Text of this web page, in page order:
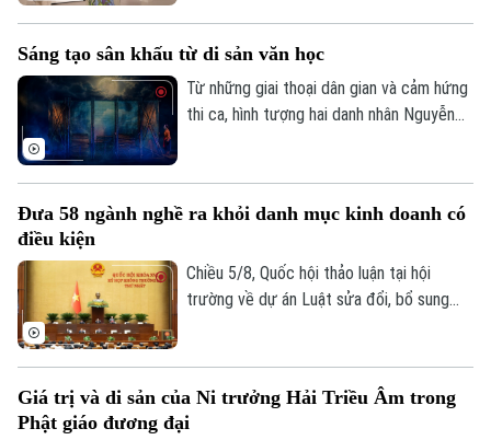
Chuyên mục
Thời sự
lúc lại rực rỡ, vui tươi. Triển lãm "Những
lớp thân quen" vì thế trở thành một khúc
giao mùa của hội họa.
Sáng tạo sân khấu từ di sản văn học
Từ những giai thoại dân gian và cảm hứng
thi ca, hình tượng hai danh nhân Nguyễn
Nguyễn Du – Hồ Xuân Hương ngoại
một trải nghiệm nghệ thuật mới mẻ, nơi
văn học, sân khấu và âm nhạc cùng hòa
Đưa 58 ngành nghề ra khỏi danh mục kinh doanh có
điều kiện
Chiều 5/8, Quốc hội thảo luận tại hội
trường về dự án Luật sửa đổi, bổ sung
Giá trị và di sản của Ni trưởng Hải Triều Âm trong
Phật giáo đương đại